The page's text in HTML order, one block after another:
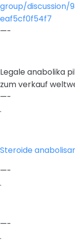
group/discussion/
eaf5cf0f54f7
—-
Legale anabolika
zum verkauf
—-
.
Steroide
—-
.
—-
.